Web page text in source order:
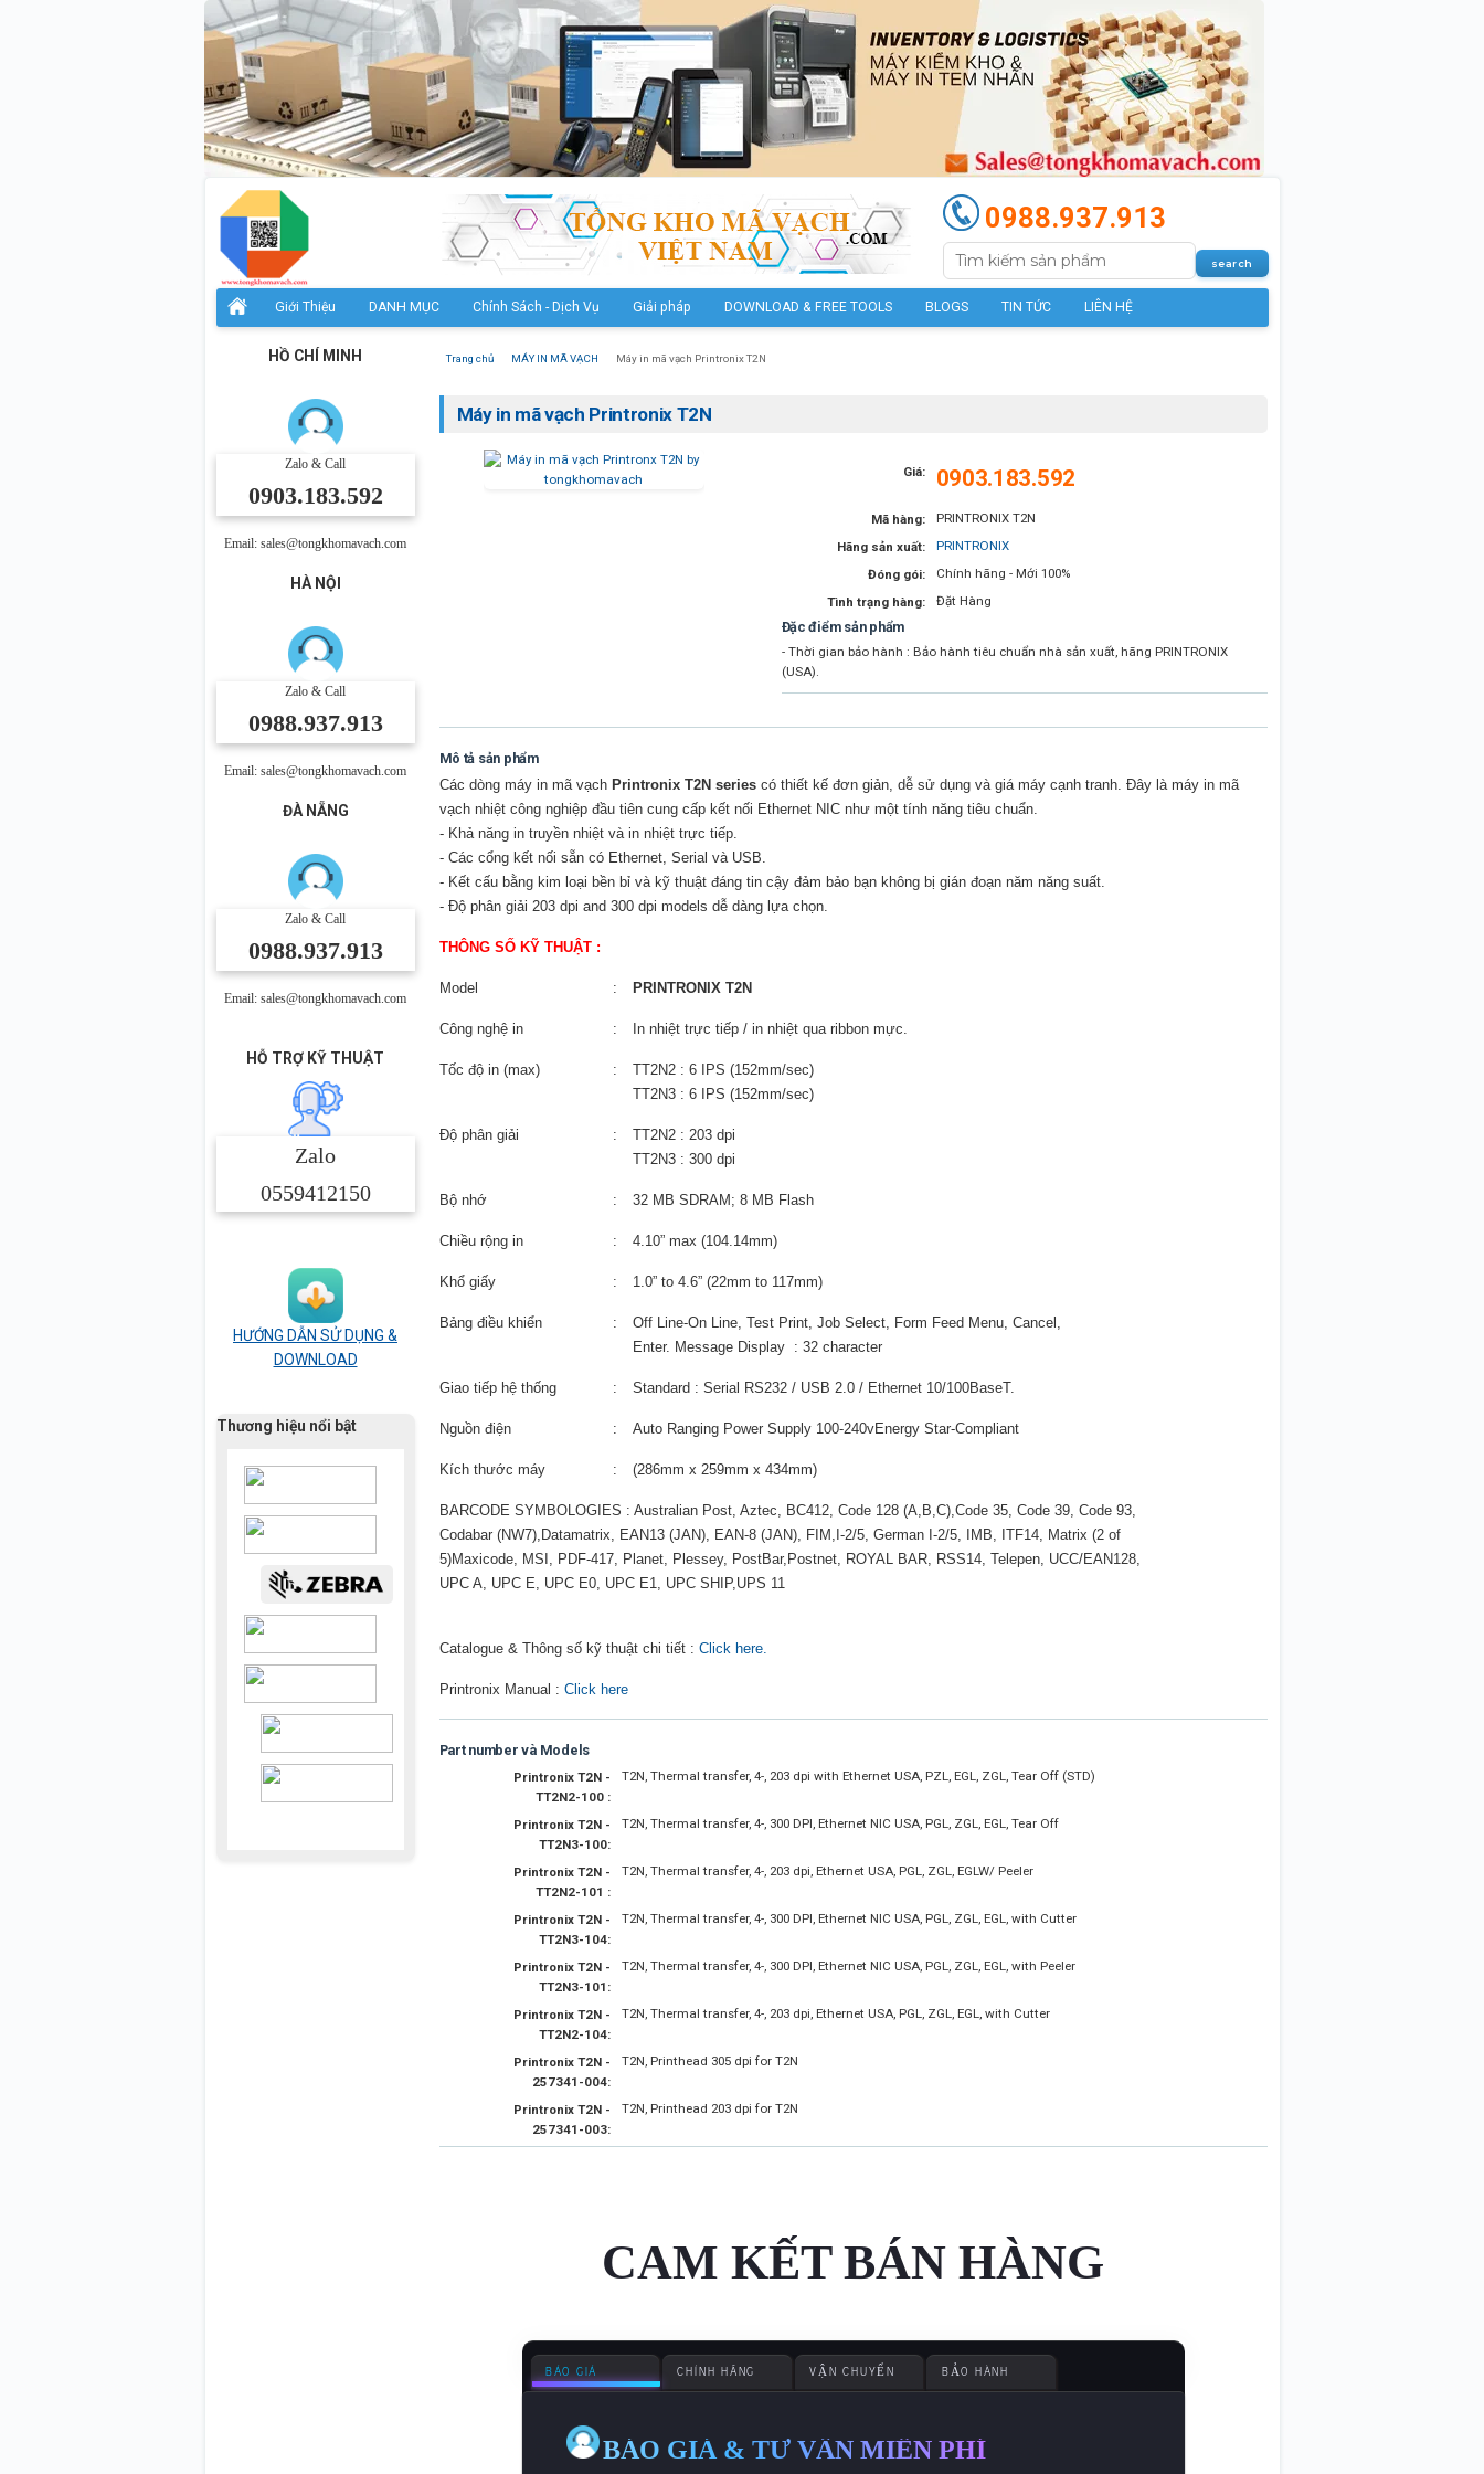
0988.937.913
Giới Thiệu DANH MỤC Chính Sách - Dịch Vụ Giải pháp DOWNLOAD & FREE TOOLS BLOGS TIN TỨC LIÊN HỆ
HỒ CHÍ MINH
Zalo & Call
0903.183.592
Email: sales@tongkhomavach.com
HÀ NỘI
Zalo & Call
0988.937.913
Email: sales@tongkhomavach.com
ĐÀ NẴNG
Zalo & Call
0988.937.913
Email: sales@tongkhomavach.com
HỖ TRỢ KỸ THUẬT
Zalo
0559412150
HƯỚNG DẪN SỬ DỤNG &
DOWNLOAD
Thương hiệu nổi bật
Trang chủ MÁY IN MÃ VẠCH Máy in mã vạch Printronix T2N
Máy in mã vạch Printronix T2N
Giá: 0903.183.592
Mã hàng:
PRINTRONIX T2N
Hãng sản xuất:
PRINTRONIX
Đóng gói:
Chính hãng - Mới 100%
Tình trạng hàng:
Đặt Hàng
Đặc điểm sản phẩm
- Thời gian bảo hành : Bảo hành tiêu chuẩn nhà sản xuất, hãng PRINTRONIX
(USA).
Mô tả sản phẩm
Các dòng máy in mã vạch Printronix T2N series có thiết kế đơn giản, dễ sử dụng và giá máy cạnh tranh. Đây là máy in mã
vạch nhiệt công nghiệp đầu tiên cung cấp kết nối Ethernet NIC như một tính năng tiêu chuẩn.
- Khả năng in truyền nhiệt và in nhiệt trực tiếp.
- Các cổng kết nối sẵn có Ethernet, Serial và USB.
- Kết cấu bằng kim loại bền bỉ và kỹ thuật đáng tin cậy đảm bảo bạn không bị gián đoạn năm năng suất.
- Độ phân giải 203 dpi and 300 dpi models dễ dàng lựa chọn.
THÔNG SỐ KỸ THUẬT :
Model : PRINTRONIX T2N
Công nghệ in : In nhiệt trực tiếp / in nhiệt qua ribbon mực.
Tốc độ in (max) :
TT2N2 : 6 IPS (152mm/sec)
TT2N3 : 6 IPS (152mm/sec)
Độ phân giải :
TT2N2 : 203 dpi
TT2N3 : 300 dpi
Bộ nhớ : 32 MB SDRAM; 8 MB Flash
Chiều rộng in : 4.10” max (104.14mm)
Khổ giấy : 1.0” to 4.6” (22mm to 117mm)
Bảng điều khiển :
Off Line-On Line, Test Print, Job Select, Form Feed Menu, Cancel,
Enter. Message Display : 32 character
Giao tiếp hệ thống : Standard : Serial RS232 / USB 2.0 / Ethernet 10/100BaseT.
Nguồn điện : Auto Ranging Power Supply 100-240vEnergy Star-Compliant
Kích thước máy : (286mm x 259mm x 434mm)
BARCODE SYMBOLOGIES : Australian Post, Aztec, BC412, Code 128 (A,B,C),Code 35, Code 39, Code 93,
Codabar (NW7),Datamatrix, EAN13 (JAN), EAN-8 (JAN), FIM,I-2/5, German I-2/5, IMB, ITF14, Matrix (2 of
5)Maxicode, MSI, PDF-417, Planet, Plessey, PostBar,Postnet, ROYAL BAR, RSS14, Telepen, UCC/EAN128,
UPC A, UPC E, UPC E0, UPC E1, UPC SHIP,UPS 11
Catalogue & Thông số kỹ thuật chi tiết : Click here.
Printronix Manual : Click here
Part number và Models
Printronix T2N -
TT2N2-100 :
T2N, Thermal transfer, 4-, 203 dpi with Ethernet USA, PZL, EGL, ZGL, Tear Off (STD)
Printronix T2N -
TT2N3-100:
T2N, Thermal transfer, 4-, 300 DPI, Ethernet NIC USA, PGL, ZGL, EGL, Tear Off
Printronix T2N -
TT2N2-101 :
T2N, Thermal transfer, 4-, 203 dpi, Ethernet USA, PGL, ZGL, EGLW/ Peeler
Printronix T2N -
TT2N3-104:
T2N, Thermal transfer, 4-, 300 DPI, Ethernet NIC USA, PGL, ZGL, EGL, with Cutter
Printronix T2N -
TT2N3-101:
T2N, Thermal transfer, 4-, 300 DPI, Ethernet NIC USA, PGL, ZGL, EGL, with Peeler
Printronix T2N -
TT2N2-104:
T2N, Thermal transfer, 4-, 203 dpi, Ethernet USA, PGL, ZGL, EGL, with Cutter
Printronix T2N -
257341-004:
T2N, Printhead 305 dpi for T2N
Printronix T2N -
257341-003:
T2N, Printhead 203 dpi for T2N
CAM KẾT BÁN HÀNG
BÁO GIÁ CHÍNH HÃNG VẬN CHUYỂN BẢO HÀNH
BÁO GIÁ & TƯ VẪN MIỄN PHÍ